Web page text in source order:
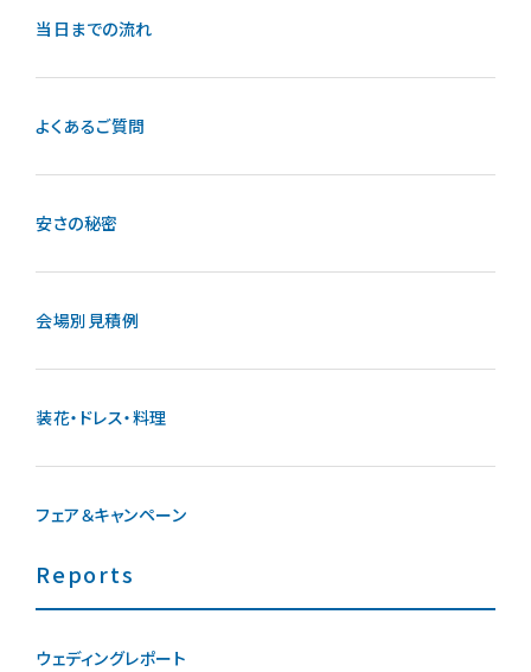
当日までの流れ
よくあるご質問
安さの秘密
会場別見積例
装花・ドレス・料理
フェア＆キャンペーン
Reports
ウェディングレポート